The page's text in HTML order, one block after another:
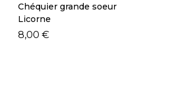
Chéquier grande soeur
Licorne
8,00 €